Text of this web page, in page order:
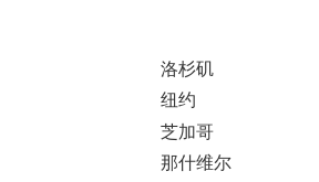
洛杉矶
纽约
芝加哥
那什维尔